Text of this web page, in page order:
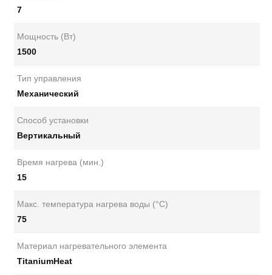
7
Мощность (Вт)
1500
Тип управления
Механический
Способ установки
Вертикальный
Время нагрева (мин.)
15
Макс. температура нагрева воды (°С)
75
Материал нагревательного элемента
TitaniumHeat